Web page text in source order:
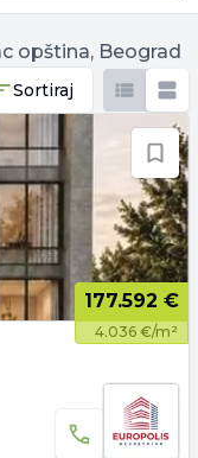
opština, Beograd
Sortiraj
177.592 €
4.036 €/m²